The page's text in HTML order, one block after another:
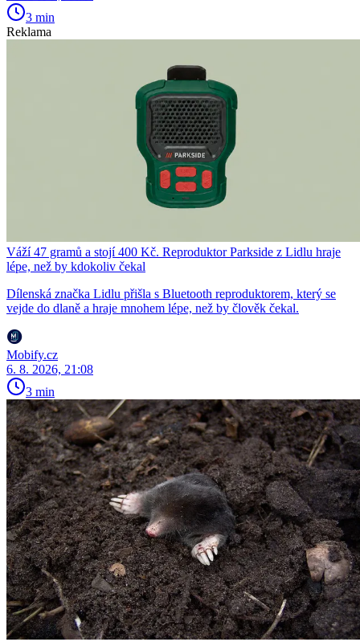
3 min
Reklama
Váží 47 gramů a stojí 400 Kč. Reproduktor Parkside z Lidlu hraje
lépe, než by kdokoliv čekal
Dílenská značka Lidlu přišla s Bluetooth reproduktorem, který se
vejde do dlaně a hraje mnohem lépe, než by člověk čekal.
Mobify.cz
6. 8. 2026, 21:08
3 min